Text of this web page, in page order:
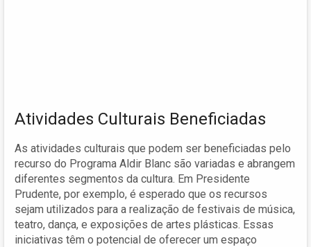
Atividades Culturais Beneficiadas
As atividades culturais que podem ser beneficiadas pelo
recurso do Programa Aldir Blanc são variadas e abrangem
diferentes segmentos da cultura. Em Presidente
Prudente, por exemplo, é esperado que os recursos
sejam utilizados para a realização de festivais de música,
teatro, dança, e exposições de artes plásticas. Essas
iniciativas têm o potencial de oferecer um espaço